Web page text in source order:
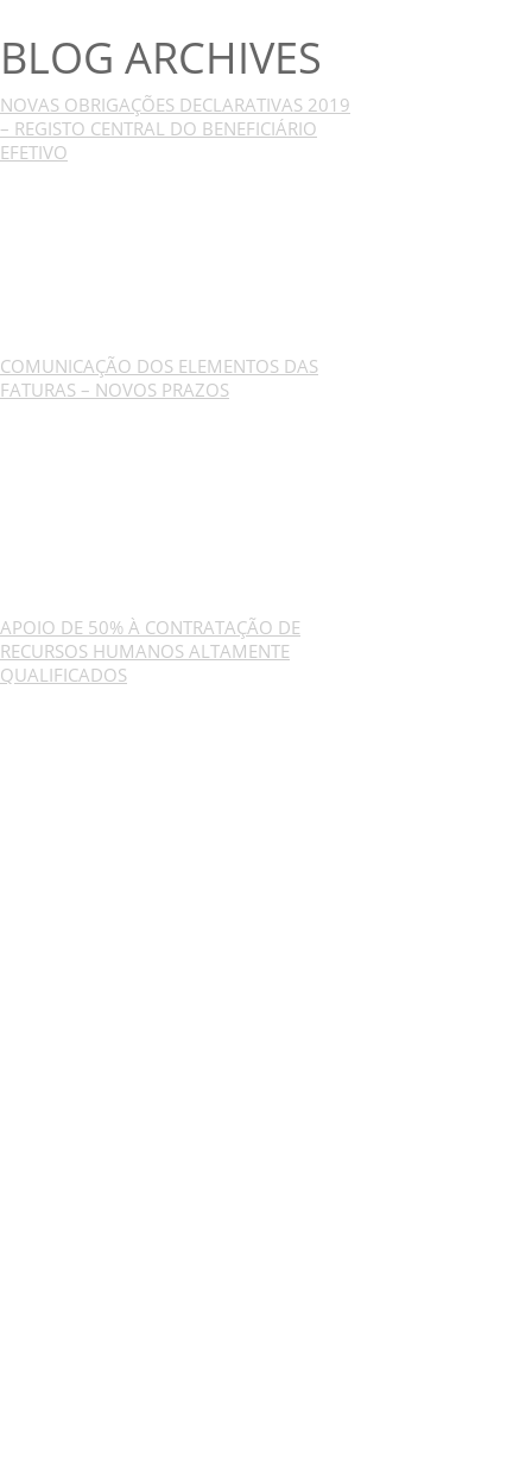
BLOG ARCHIVES
NOVAS OBRIGAÇÕES DECLARATIVAS 2019
– REGISTO CENTRAL DO BENEFICIÁRIO
EFETIVO
COMUNICAÇÃO DOS ELEMENTOS DAS
FATURAS – NOVOS PRAZOS
APOIO DE 50% À CONTRATAÇÃO DE
RECURSOS HUMANOS ALTAMENTE
QUALIFICADOS